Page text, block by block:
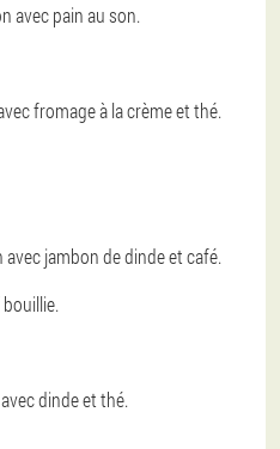
avec pain au son.
fromage à la crème et thé.
jambon de dinde et café.
dinde et thé.